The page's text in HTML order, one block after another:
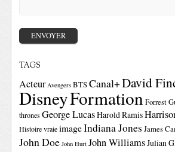
TAGS
Acteur Avengers BTSCanal+David
DisneyFormationForrest
thrones George LucasHarold Ramis
Histoire vraie imageIndiana Jones James
John Doe John Hurt John WilliamsJulian